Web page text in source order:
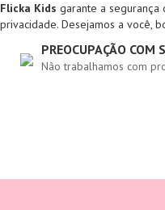
Flicka Kids garante a segurança
privacidade. Desejamos a você,
PREOCUPAÇÃO COM
Não trabalhamos com